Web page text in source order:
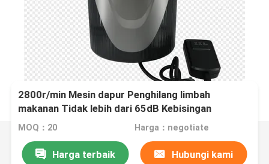
2800r/min Mesin dapur Penghilang limbah
makanan Tidak lebih dari 65dB Kebisingan
MOQ：20 Harga：negotiate
Harga terbaik Hubungi kami